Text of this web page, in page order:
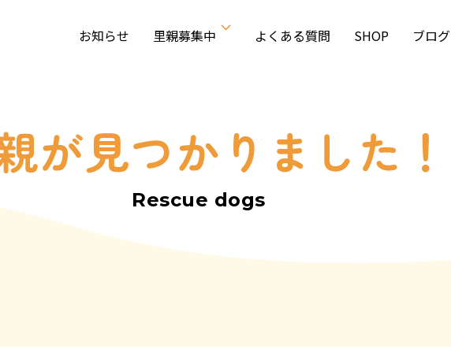
お知らせ 里親募集中 よくある質問 SHOP ブログ
が見つかりました！
Rescue dogs